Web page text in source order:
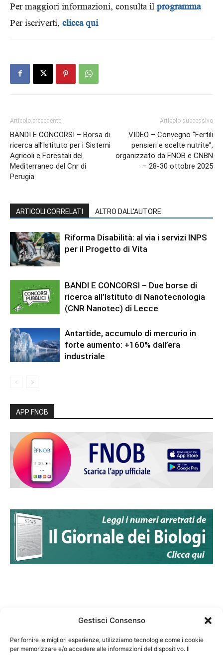
Gestisci Consenso
Per fornire le migliori esperienze, utilizziamo tecnologie come i cookie
per memorizzare e/o accedere alle informazioni del dispositivo. Il
Per maggiori informazioni, consulta il programma
Per iscriverti, clicca qui
Articolo precedente
BANDI E CONCORSI – Borsa di
ricerca all’Istituto per i Sistemi
Agricoli e Forestali del
Mediterraneo del Cnr di
Perugia
Articolo successivo
VIDEO – Convegno “Fertili
pensieri e scelte nutrite”,
organizzato da FNOB e CNBN
– 28-30 ottobre 2025
ARTICOLI CORRELATI ALTRO DALL'AUTORE
Riforma Disabilità: al via i servizi INPS
per il Progetto di Vita
BANDI E CONCORSI – Due borse di
ricerca all’Istituto di Nanotecnologia
(CNR Nanotec) di Lecce
Antartide, accumulo di mercurio in
forte aumento: +160% dall’era
industriale
APP FNOB